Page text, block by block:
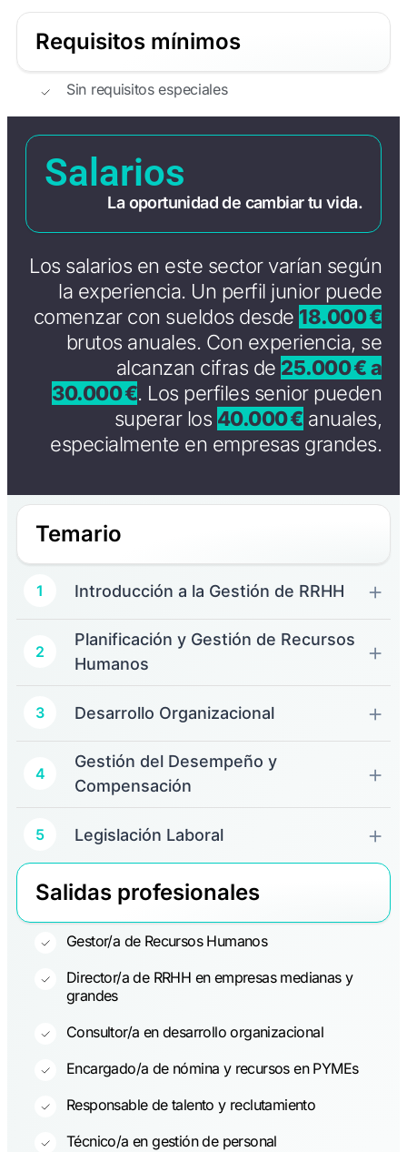
Requisitos mínimos
Sin requisitos especiales
Salarios
La oportunidad de cambiar tu vida.
Los salarios en este sector varían según
la experiencia. Un perfil junior puede
comenzar con sueldos desde 18.000 €
brutos anuales. Con experiencia, se
alcanzan cifras de 25.000 € a
30.000 €. Los perfiles senior pueden
superar los 40.000 € anuales,
especialmente en empresas grandes.
Temario
1 Introducción a la Gestión de RRHH
2
Planificación y Gestión de Recursos
Humanos
3 Desarrollo Organizacional
4
Gestión del Desempeño y
Compensación
5 Legislación Laboral
Salidas profesionales
Gestor/a de Recursos Humanos
Director/a de RRHH en empresas medianas y
grandes
Consultor/a en desarrollo organizacional
Encargado/a de nómina y recursos en PYMEs
Responsable de talento y reclutamiento
Técnico/a en gestión de personal